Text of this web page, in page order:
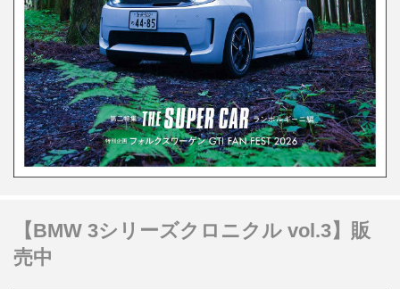
【BMW 3シリーズクロニクル vol.3】販
売中